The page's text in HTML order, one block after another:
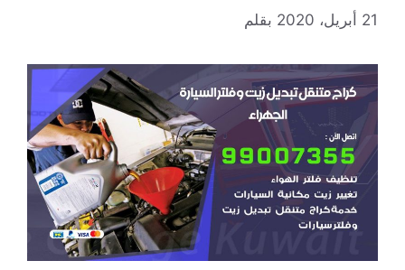
21 أبريل، 2020 بقلم